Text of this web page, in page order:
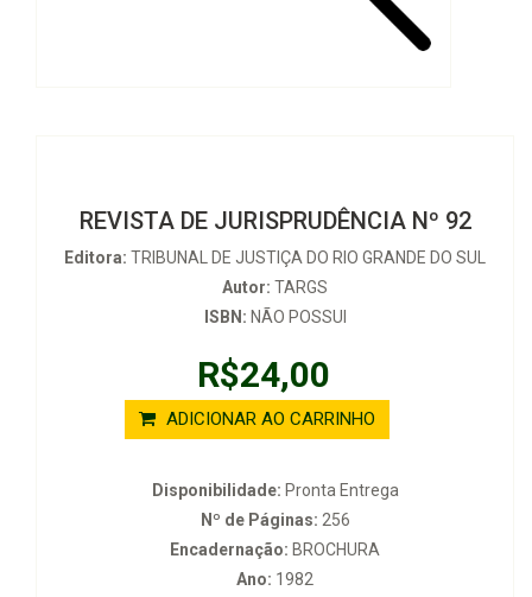
REVISTA DE JURISPRUDÊNCIA Nº 92
Editora: TRIBUNAL DE JUSTIÇA DO RIO GRANDE DO SUL
Autor: TARGS
ISBN: NÃO POSSUI
R$24,00
ADICIONAR AO CARRINHO
Disponibilidade: Pronta Entrega
Nº de Páginas: 256
Encadernação: BROCHURA
Ano: 1982